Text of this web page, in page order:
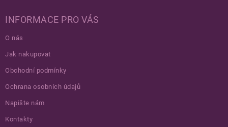
INFORMACE PRO VÁS
O nás
Jak nakupovat
Obchodní podmínky
Ochrana osobních údajů
Napište nám
Kontakty